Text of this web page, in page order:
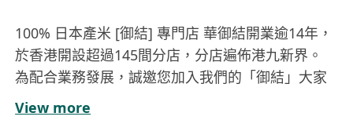
100% 日本產米 [御結] 專門店 華御結開業逾14年，
於香港開設超過145間分店，分店遍佈港九新界。
為配合業務發展，誠邀您加入我們的「御結」大家
庭 !
工作內容：
View more